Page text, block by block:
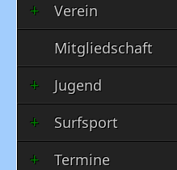
Verein
Mitgliedschaft
Jugend
Surfsport
Termine